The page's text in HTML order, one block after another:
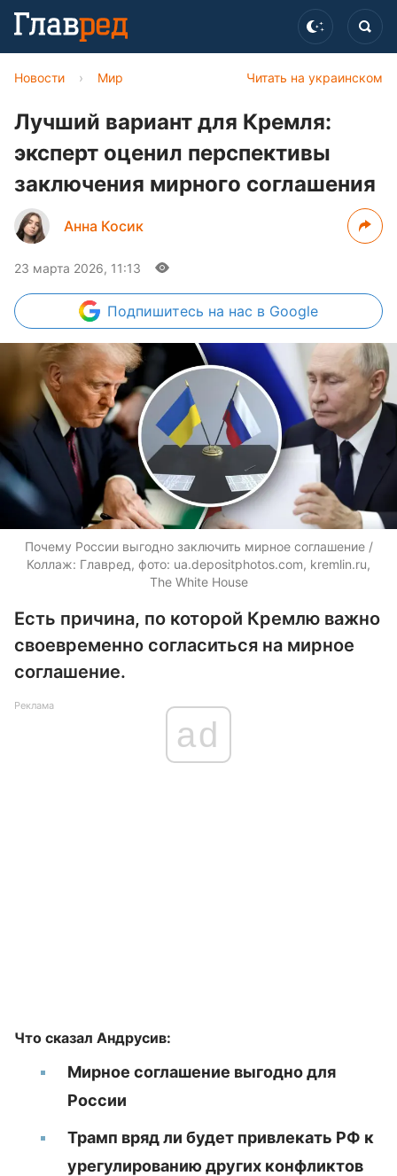
Читать на украинском
Новости › Мир
Лучший вариант для Кремля:
эксперт оценил перспективы
заключения мирного соглашения
Анна Косик
23 марта 2026, 11:13
Подпишитесь на нас в Google
Почему России выгодно заключить мирное соглашение /
Коллаж: Главред, фото: ua.depositphotos.com, kremlin.ru,
The White House
Есть причина, по которой Кремлю важно
своевременно согласиться на мирное
соглашение.
Реклама
ad
Что сказал Андрусив:
Мирное соглашение выгодно для
России
Трамп вряд ли будет привлекать РФ к
урегулированию других конфликтов